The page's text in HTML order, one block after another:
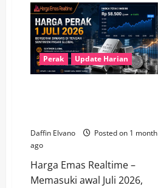
Emas
Hari
Ini
Juli
2026
Mengawali
Semester
Kedua
Perak Update Harian
Daffin Elvano
Posted on 1 month
ago
Harga Emas Realtime –
Memasuki awal Juli 2026,